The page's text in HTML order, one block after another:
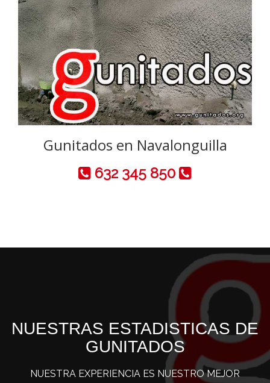
Gunitados en Navalonguilla
632 345 850
NUESTRAS ESTADISTICAS DE
GUNITADOS
NUESTRA EXPERIENCIA ES NUESTRO MEJOR